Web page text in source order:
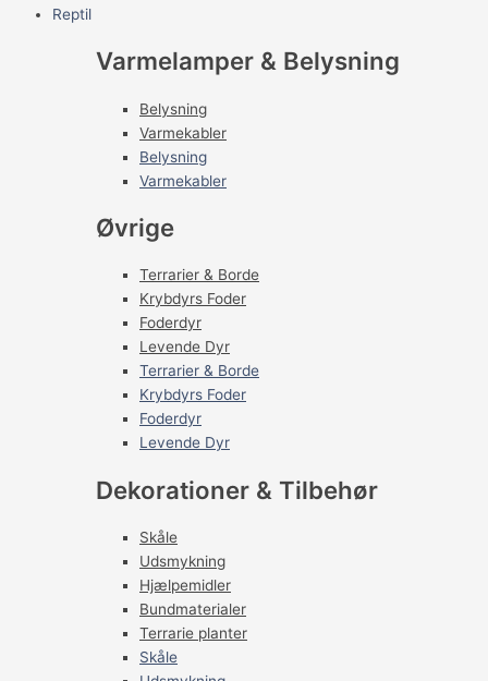
Reptil
Varmelamper & Belysning
Belysning
Varmekabler
Belysning
Varmekabler
Øvrige
Terrarier & Borde
Krybdyrs Foder
Foderdyr
Levende Dyr
Terrarier & Borde
Krybdyrs Foder
Foderdyr
Levende Dyr
Dekorationer & Tilbehør
Skåle
Udsmykning
Hjælpemidler
Bundmaterialer
Terrarie planter
Skåle